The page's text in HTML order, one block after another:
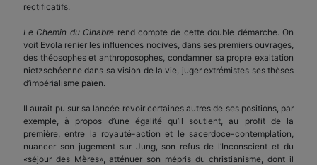
rectificatifs.
Le Chemin du Cinabre rend compte de cette double démarche. On
voit Evola renier les influences nocives, dans ses premiers ouvrages,
des théosophes et anthroposophes, condamner sa propre exaltation
nietzschéenne dans sa vision de la vie, juger extrémistes ses thèses
d’impérialisme païen.
Il aurait pu sur sa lancée revoir certaines autres de ses positions, par
exemple, à propos d’une égalité qu’il soutient, au profit de la
première, entre la royauté-action et le sacerdoce-contemplation,
nuancer son jugement sur Jung, son refus de l’Inconscient et du
«séjour des Mères», atténuer son mépris du christianisme, dont il